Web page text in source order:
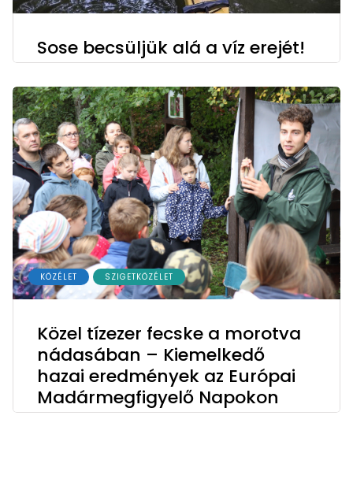
Sose becsüljük alá a víz erejét!
KÖZÉLET SZIGETKÖZÉLET
Közel tízezer fecske a morotva
nádasában – Kiemelkedő
hazai eredmények az Európai
Madármegfigyelő Napokon